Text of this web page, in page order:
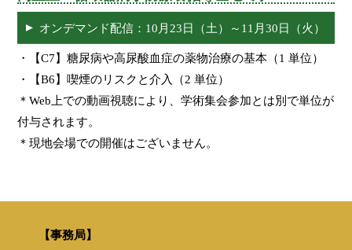
オンデマンド配信：10月23日（土）～11月30日（火）
・【C7】糖尿病や高尿酸血症の薬物治療の基本（1 単位）
・【B6】喫煙のリスクと介入（2 単位）
＊Web上での動画視聴により、学術集会参加とは別で単位が
付与されます。
＊現地会場での開催はございません。
【事務局】